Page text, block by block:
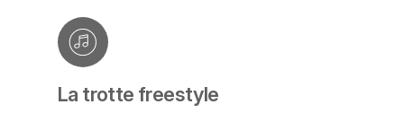
La trotte freestyle